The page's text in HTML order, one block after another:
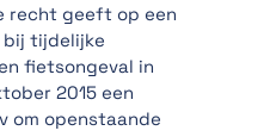
recht geeft op een
bij tijdelijke
fietsongeval in
2015 een
om openstaande